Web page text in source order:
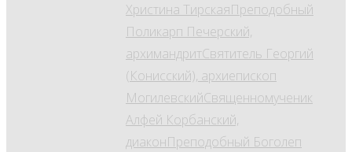
Христина ТирскаяПреподобный
Поликарп Печерский,
архимандритСвятитель Георгий
(Конисский), архиепископ
МогилевскийСвященномученик
Алфей Корбанский,
диаконПреподобный Боголеп